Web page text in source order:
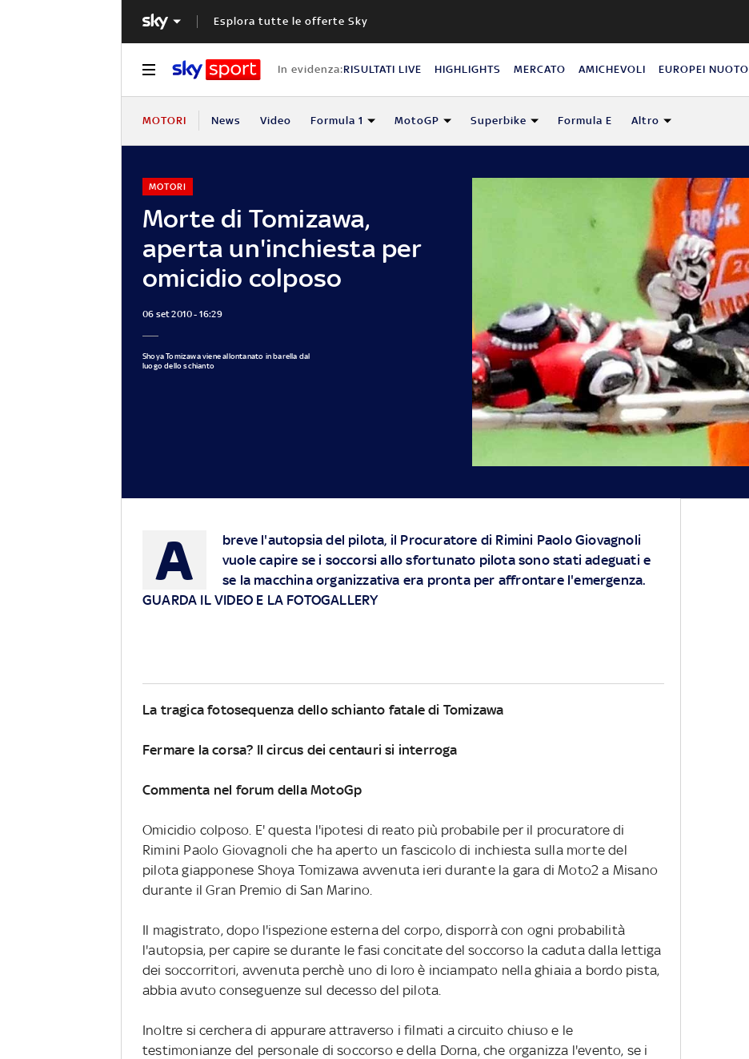
Esplora tutte le offerte Sky
In evidenza:RISULTATI LIVE HIGHLIGHTS MERCATO AMICHEVOLI EUROPEI NUOTO
MOTORI News Video Formula 1 MotoGP Superbike Formula E Altro
Morte di Tomizawa,
aperta un'inchiesta per
omicidio colposo
MOTORI
06 set 2010 - 16:29
Shoya Tomizawa viene allontanato in barella dal
luogo dello schianto
A
breve l'autopsia del pilota, il Procuratore di Rimini Paolo Giovagnoli
vuole capire se i soccorsi allo sfortunato pilota sono stati adeguati e
se la macchina organizzativa era pronta per affrontare l'emergenza.
GUARDA IL VIDEO E LA FOTOGALLERY
La tragica fotosequenza dello schianto fatale di Tomizawa
Fermare la corsa? Il circus dei centauri si interroga
Commenta nel forum della MotoGp
Omicidio colposo. E' questa l'ipotesi di reato più probabile per il procuratore di
Rimini Paolo Giovagnoli che ha aperto un fascicolo di inchiesta sulla morte del
pilota giapponese Shoya Tomizawa avvenuta ieri durante la gara di Moto2 a Misano
durante il Gran Premio di San Marino.
Il magistrato, dopo l'ispezione esterna del corpo, disporrà con ogni probabilità
l'autopsia, per capire se durante le fasi concitate del soccorso la caduta dalla lettiga
dei soccorritori, avvenuta perchè uno di loro è inciampato nella ghiaia a bordo pista,
abbia avuto conseguenze sul decesso del pilota.
Inoltre si cerchera di appurare attraverso i filmati a circuito chiuso e le
testimonianze del personale di soccorso e della Dorna, che organizza l'evento, se i